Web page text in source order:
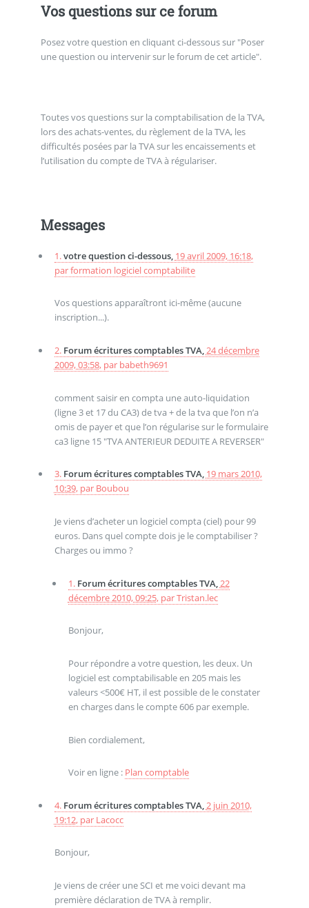
Vos questions sur ce forum
Posez votre question en cliquant ci-dessous sur "Poser
une question ou intervenir sur le forum de cet article".
Toutes vos questions sur la comptabilisation de la TVA,
lors des achats-ventes, du règlement de la TVA, les
difficultés posées par la TVA sur les encaissements et
l’utilisation du compte de TVA à régulariser.
Messages
1.votre question ci-dessous, 19 avril 2009, 16:18,
parformation logiciel comptabilite
Vos questions apparaîtront ici-même (aucune
inscription...).
2. Forum écritures comptables TVA,24 décembre
2009, 03:58, par babeth9691
comment saisir en compta une auto-liquidation
(ligne 3 et 17 du CA3) de tva + de la tva que l’on n’a
omis de payer et que l’on régularise sur le formulaire
ca3 ligne 15 "TVA ANTERIEUR DEDUITE A REVERSER"
3. Forum écritures comptables TVA, 19 mars 2010,
10:39, par Boubou
Je viens d’acheter un logiciel compta (ciel) pour 99
euros. Dans quel compte dois je le comptabiliser ?
Charges ou immo ?
1. Forum écritures comptables TVA, 22
décembre 2010, 09:25, parTristan.lec
Bonjour,
Pour répondre a votre question, les deux. Un
logiciel est comptabilisable en 205 mais les
valeurs <500€ HT, il est possible de le constater
en charges dans le compte 606 par exemple.
Bien cordialement,
Voir en ligne : Plan comptable
4. Forum écritures comptables TVA,2 juin 2010,
19:12, par Lacocc
Bonjour,
Je viens de créer une SCI et me voici devant ma
première déclaration de TVA à remplir.